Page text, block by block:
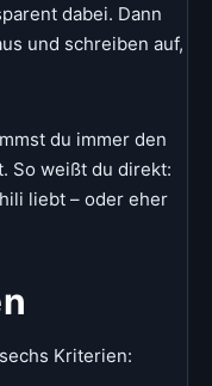
dabei. Dann
und schreiben auf,
du immer den
So weißt du direkt:
liebt – oder eher
Kriterien: